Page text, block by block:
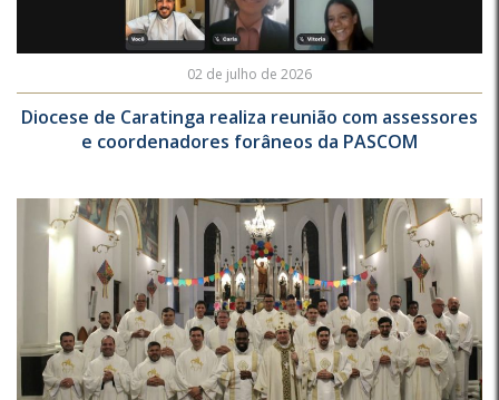
02 de julho de 2026
Diocese de Caratinga realiza reunião com assessores
e coordenadores forâneos da PASCOM